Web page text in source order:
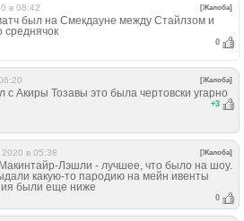
в 08:42 [Жалоба]
был на Смекдауне между Стайлзом и
среднячок
0
[Жалоба]
с Акиры Тозавы это была чертовски угарно
+3
в 05:38 [Жалоба]
Лэшли - лучшее, что было на шоу.
какую-то пародию на мейн ивенты
были еще ниже
0